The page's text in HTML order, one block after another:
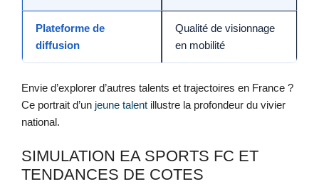
Plateforme de
diffusion
Qualité de visionnage
en mobilité
Envie d’explorer d’autres talents et trajectoires en France ?
Ce portrait d’un jeune talent illustre la profondeur du vivier
national.
SIMULATION EA SPORTS FC ET
TENDANCES DE COTES